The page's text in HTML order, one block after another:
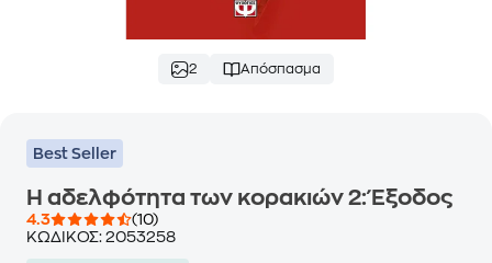
2 Απόσπασμα
Best Seller
Η αδελφότητα των κορακιών 2: Έξοδος
4.3
(10)
ΚΩΔΙΚΟΣ: 2053258